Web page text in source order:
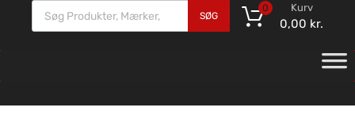
SØG
Kurv
0,00 kr.
0